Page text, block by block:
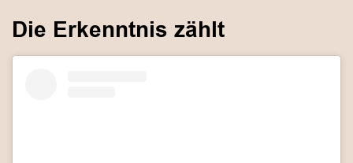
Die Erkenntnis zählt